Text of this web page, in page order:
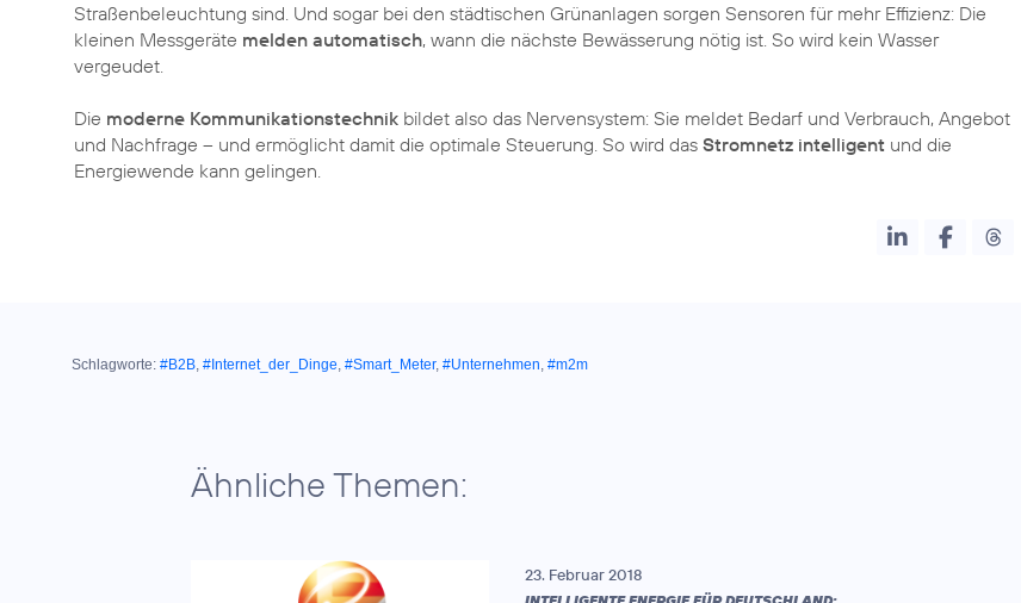
Straßenbeleuchtung sind. Und sogar bei den städtischen Grünanlagen sorgen Sensoren für mehr Effizienz: Die
kleinen Messgeräte melden automatisch, wann die nächste Bewässerung nötig ist. So wird kein Wasser
vergeudet.
Die moderne Kommunikationstechnik bildet also das Nervensystem: Sie meldet Bedarf und Verbrauch, Angebot
und Nachfrage – und ermöglicht damit die optimale Steuerung. So wird das Stromnetz intelligent und die
Energiewende kann gelingen.
Schlagworte: #B2B, #Internet_der_Dinge, #Smart_Meter, #Unternehmen, #m2m
Ähnliche Themen:
23. Februar 2018